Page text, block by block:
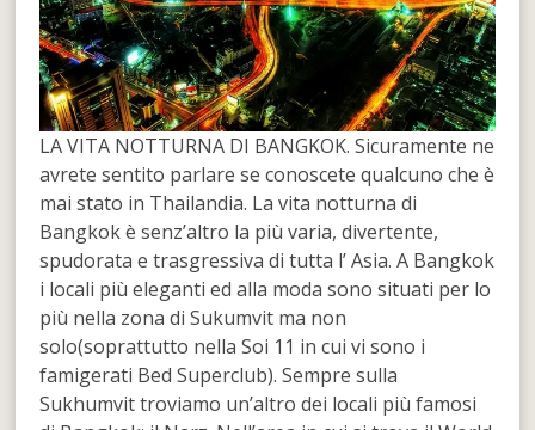
LA VITA NOTTURNA DI BANGKOK. Sicuramente ne
avrete sentito parlare se conoscete qualcuno che è
mai stato in Thailandia. La vita notturna di
Bangkok è senz’altro la più varia, divertente,
spudorata e trasgressiva di tutta l’ Asia. A Bangkok
i locali più eleganti ed alla moda sono situati per lo
più nella zona di Sukumvit ma non
solo(soprattutto nella Soi 11 in cui vi sono i
famigerati Bed Superclub). Sempre sulla
Sukhumvit troviamo un’altro dei locali più famosi